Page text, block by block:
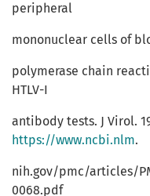
peripheral
mononuclear cells of
polymerase chain
HTLV-I
antibody tests. J Virol.
https://www.ncbi.nlm.
nih.gov/pmc/articles/
0068.pdf